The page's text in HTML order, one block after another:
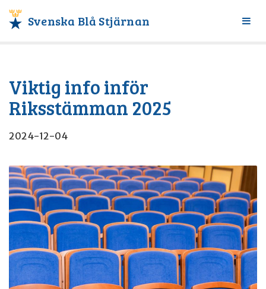
Svenska Blå Stjärnan
Växla
Viktig info inför
Riksstämman 2025
2024-12-04